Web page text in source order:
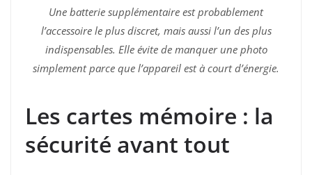
Une batterie supplémentaire est probablement
l’accessoire le plus discret, mais aussi l’un des plus
indispensables. Elle évite de manquer une photo
simplement parce que l’appareil est à court d’énergie.
Les cartes mémoire : la
sécurité avant tout